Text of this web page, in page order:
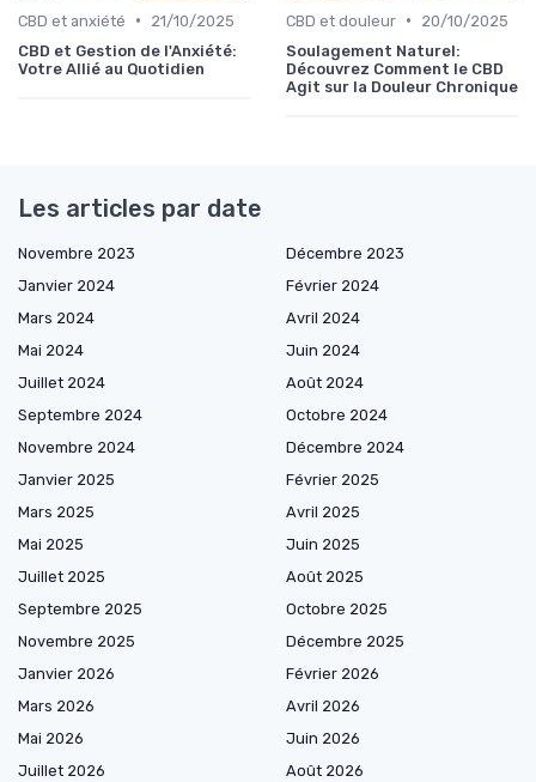
CBD et anxiété •
21/10/2025
CBD et Gestion de l'Anxiété:
Votre Allié au Quotidien
CBD et douleur •
20/10/2025
Soulagement Naturel:
Découvrez Comment le CBD
Agit sur la Douleur Chronique
Les articles par date
Novembre 2023
Décembre 2023
Janvier 2024
Février 2024
Mars 2024
Avril 2024
Mai 2024
Juin 2024
Juillet 2024
Août 2024
Septembre 2024
Octobre 2024
Novembre 2024
Décembre 2024
Janvier 2025
Février 2025
Mars 2025
Avril 2025
Mai 2025
Juin 2025
Juillet 2025
Août 2025
Septembre 2025
Octobre 2025
Novembre 2025
Décembre 2025
Janvier 2026
Février 2026
Mars 2026
Avril 2026
Mai 2026
Juin 2026
Juillet 2026
Août 2026